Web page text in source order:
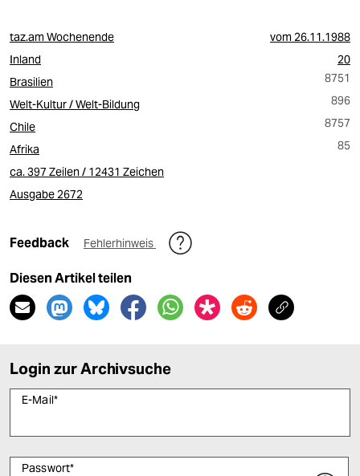
taz.am Wochenende vom26.11.1988
Inland
20
Brasilien
8751
Welt-Kultur / Welt-Bildung
896
Chile
8757
Afrika
85
ca. 397 Zeilen / 12431 Zeichen
Ausgabe 2672
Feedback Fehlerhinweis
Diesen Artikel teilen
Login zur Archivsuche
E-Mail*
Passwort*